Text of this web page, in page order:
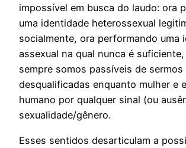
impossível em busca do laudo: ora
uma identidade heterossexual
socialmente, ora performando uma
assexual na qual nunca é
sempre somos passíveis de sermos
desqualificadas enquanto mulher e
humano por qualquer sinal (ou
sexualidade/gênero.
Esses sentidos desarticulam a